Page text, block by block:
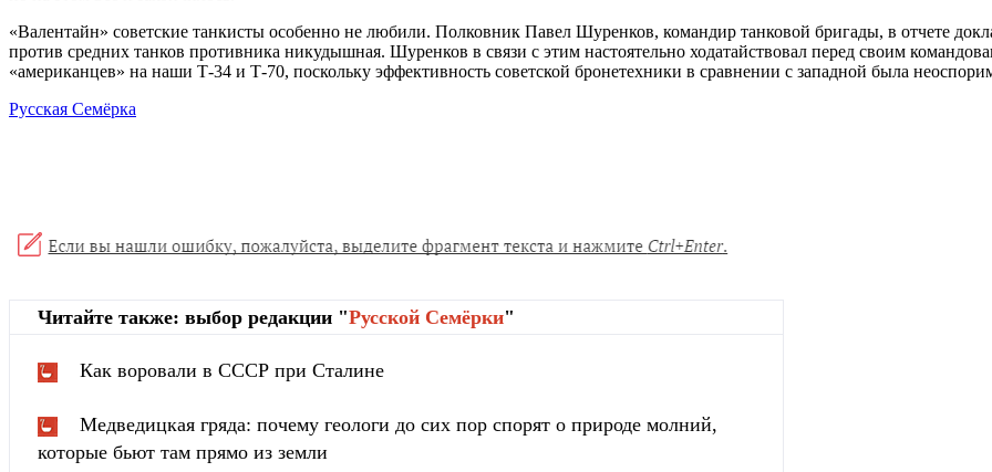
«Валентайн» советские танкисты особенно не любили. Полковник Павел Шуренков, командир танковой бригады, в отчете
против средних танков противника никудышная. Шуренков в связи с этим настоятельно ходатайствовал перед своим
«американцев» на наши Т-34 и Т-70, поскольку эффективность советской бронетехники в сравнении с западной была
Русская Семёрка
Читайте также: выбор редакции "Русской Cемёрки"
Как воровали в СССР при Сталине
Медведицкая гряда: почему геологи до сих пор спорят о природе молний,
которые бьют там прямо из земли